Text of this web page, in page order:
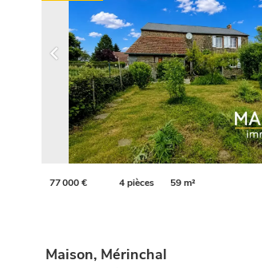
77 000 € 4 pièces 59 m²
Maison, Mérinchal